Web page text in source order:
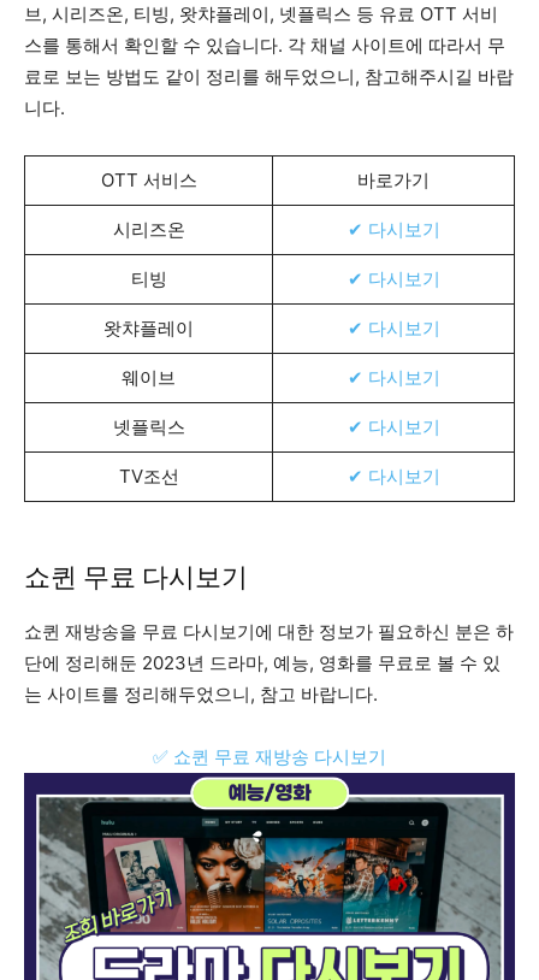
브, 시리즈온, 티빙, 왓챠플레이, 넷플릭스 등 유료 OTT 서비
스를 통해서 확인할 수 있습니다. 각 채널 사이트에 따라서 무
료로 보는 방법도 같이 정리를 해두었으니, 참고해주시길 바랍
니다.
OTT 서비스 바로가기
시리즈온 ✔ 다시보기
티빙 ✔ 다시보기
왓챠플레이 ✔ 다시보기
웨이브 ✔ 다시보기
넷플릭스 ✔ 다시보기
TV조선 ✔ 다시보기
쇼퀸 무료 다시보기
쇼퀸 재방송을 무료 다시보기에 대한 정보가 필요하신 분은 하
단에 정리해둔 2023년 드라마, 예능, 영화를 무료로 볼 수 있
는 사이트를 정리해두었으니, 참고 바랍니다.
✅ 쇼퀸 무료 재방송 다시보기